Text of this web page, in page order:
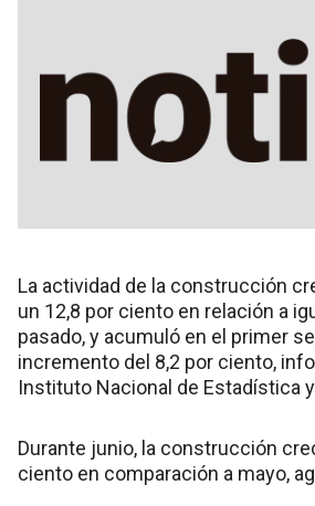
La actividad de la construcción
un 12,8 por ciento en relación a
pasado, y acumuló en el primer
incremento del 8,2 por ciento,
Instituto Nacional de Estadística
Durante junio, la construcción
ciento en comparación a mayo,